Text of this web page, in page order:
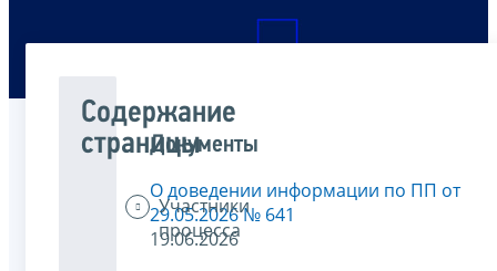
Содержание
страницы
Участники
процесса
Документы
О доведении информации по ПП от
29.05.2026 № 641
19.06.2026